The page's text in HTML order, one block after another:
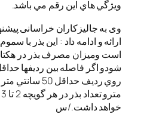
ويژگي هاي اين رقم مي باشد.
وی به جالیزکاران خراسانی
ارائه و ادامه داد : اين بذر با
است وميزان مصرف بذر در
خواهد داشت./س